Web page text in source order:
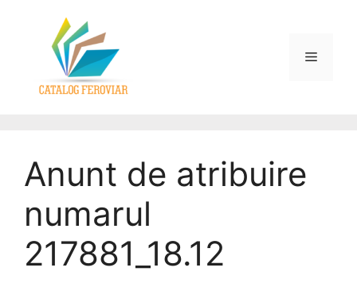
Anunt de atribuire
numarul
217881_18.12